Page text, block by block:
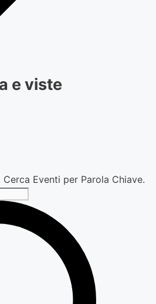
e viste
Eventi per Parola Chiave.